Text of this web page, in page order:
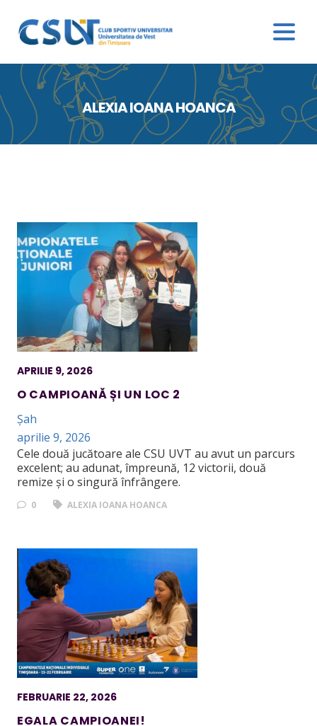
ALEXIA IOANA HOANCA
APRILIE 9, 2026
O CAMPIOANĂ ȘI UN LOC 2
Șah
aprilie 9, 2026
Cele două jucătoare ale CSU UVT au avut un parcurs
excelent; au adunat, împreună, 12 victorii, două
remize și o singură înfrângere.
0 ALEXIA IOANA HOANCA
FEBRUARIE 22, 2026
EGALA CAMPIOANEI!